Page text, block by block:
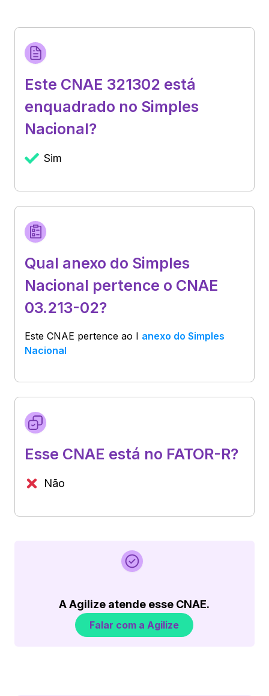
Este CNAE 321302 está
enquadrado no Simples
Nacional?
Sim
Qual anexo do Simples
Nacional pertence o CNAE
03.213-02?
Este CNAE pertence ao I anexo do Simples
Nacional
Esse CNAE está no FATOR-R?
Não
A Agilize atende esse CNAE.
Falar com a Agilize